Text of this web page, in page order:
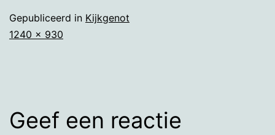
Gepubliceerd in Kijkgenot
Volledige
1240 × 930
Geef een reactie